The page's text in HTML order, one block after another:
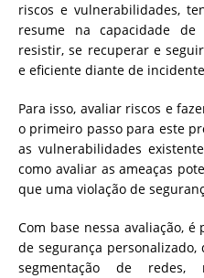
riscos e vulnerabilidades,
resume na capacidade
resistir, se recuperar e
e eficiente diante de
Para isso, avaliar riscos e
o primeiro passo para este
as vulnerabilidades
como avaliar as ameaças
que uma violação de
Com base nessa avaliação,
de segurança
segmentação de redes,